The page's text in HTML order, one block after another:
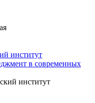
институт
в современных